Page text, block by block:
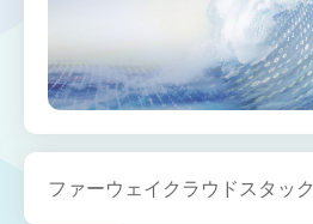
ファーウェイクラウドスタック